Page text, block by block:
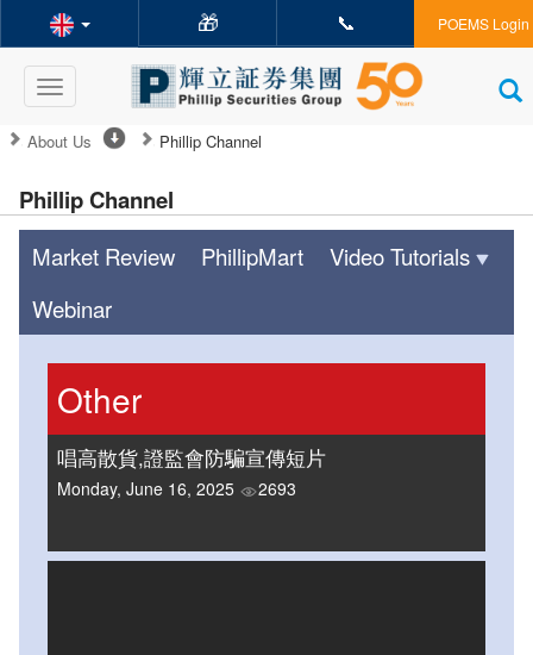
🎁 📞 POEMS Login
Toggle
navigation
About Us Phillip Channel
Phillip Channel
Market Review PhillipMart
Video Tutorials
Webinar
Other
唱高散貨,證監會防騙宣傳短片
Monday, June 16, 2025 2693